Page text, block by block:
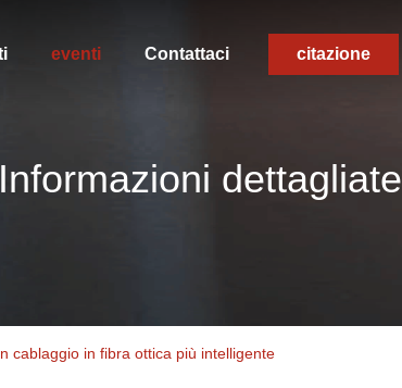
eventi Contattaci citazione
Informazioni dettagliate
cablaggio in fibra ottica più intelligente